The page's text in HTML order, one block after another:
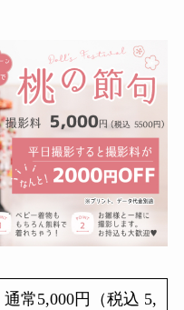
常5,000円（税込 5,